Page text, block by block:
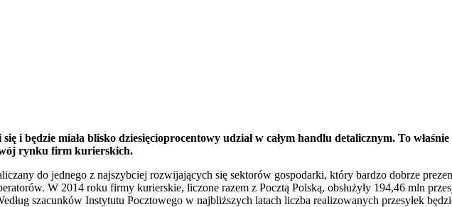
i będzie miała blisko dziesięcioprocentowy udział w całym handlu detalicznym. To
rynku firm kurierskich.
do jednego z najszybciej rozwijających się sektorów gospodarki, który bardzo dobrze
W 2014 roku firmy kurierskie, liczone razem z Pocztą Polską, obsłużyły 194,46 mln
szacunków Instytutu Pocztowego w najbliższych latach liczba realizowanych przesyłek